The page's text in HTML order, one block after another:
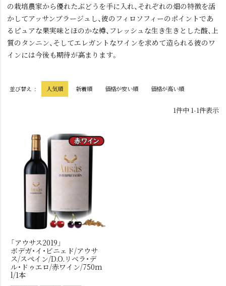
の栽培農家から優れたぶどうを手に入れ、それぞれの畑の特徴を活
かしてアッサンブラージュし、彼のフィロソフィーのポイントであ
るピュアな果実味とほのかな樽、フレッシュな生き生きとした酸、上
質のタンニン、そしてエレガントなワインを求めて造られる彼のワ
インには今後も期待が高まります。
並び替え 人気順 新着順 価格が安い順 価格が高い順
1件中 1-1件表示
「アウサス2019」
ボデガ・イ・ビニェド/アウサ
ス/スペイン/D.O.リベラ・デ
ル・ドゥエロ/赤ワイン/750m
l/1本